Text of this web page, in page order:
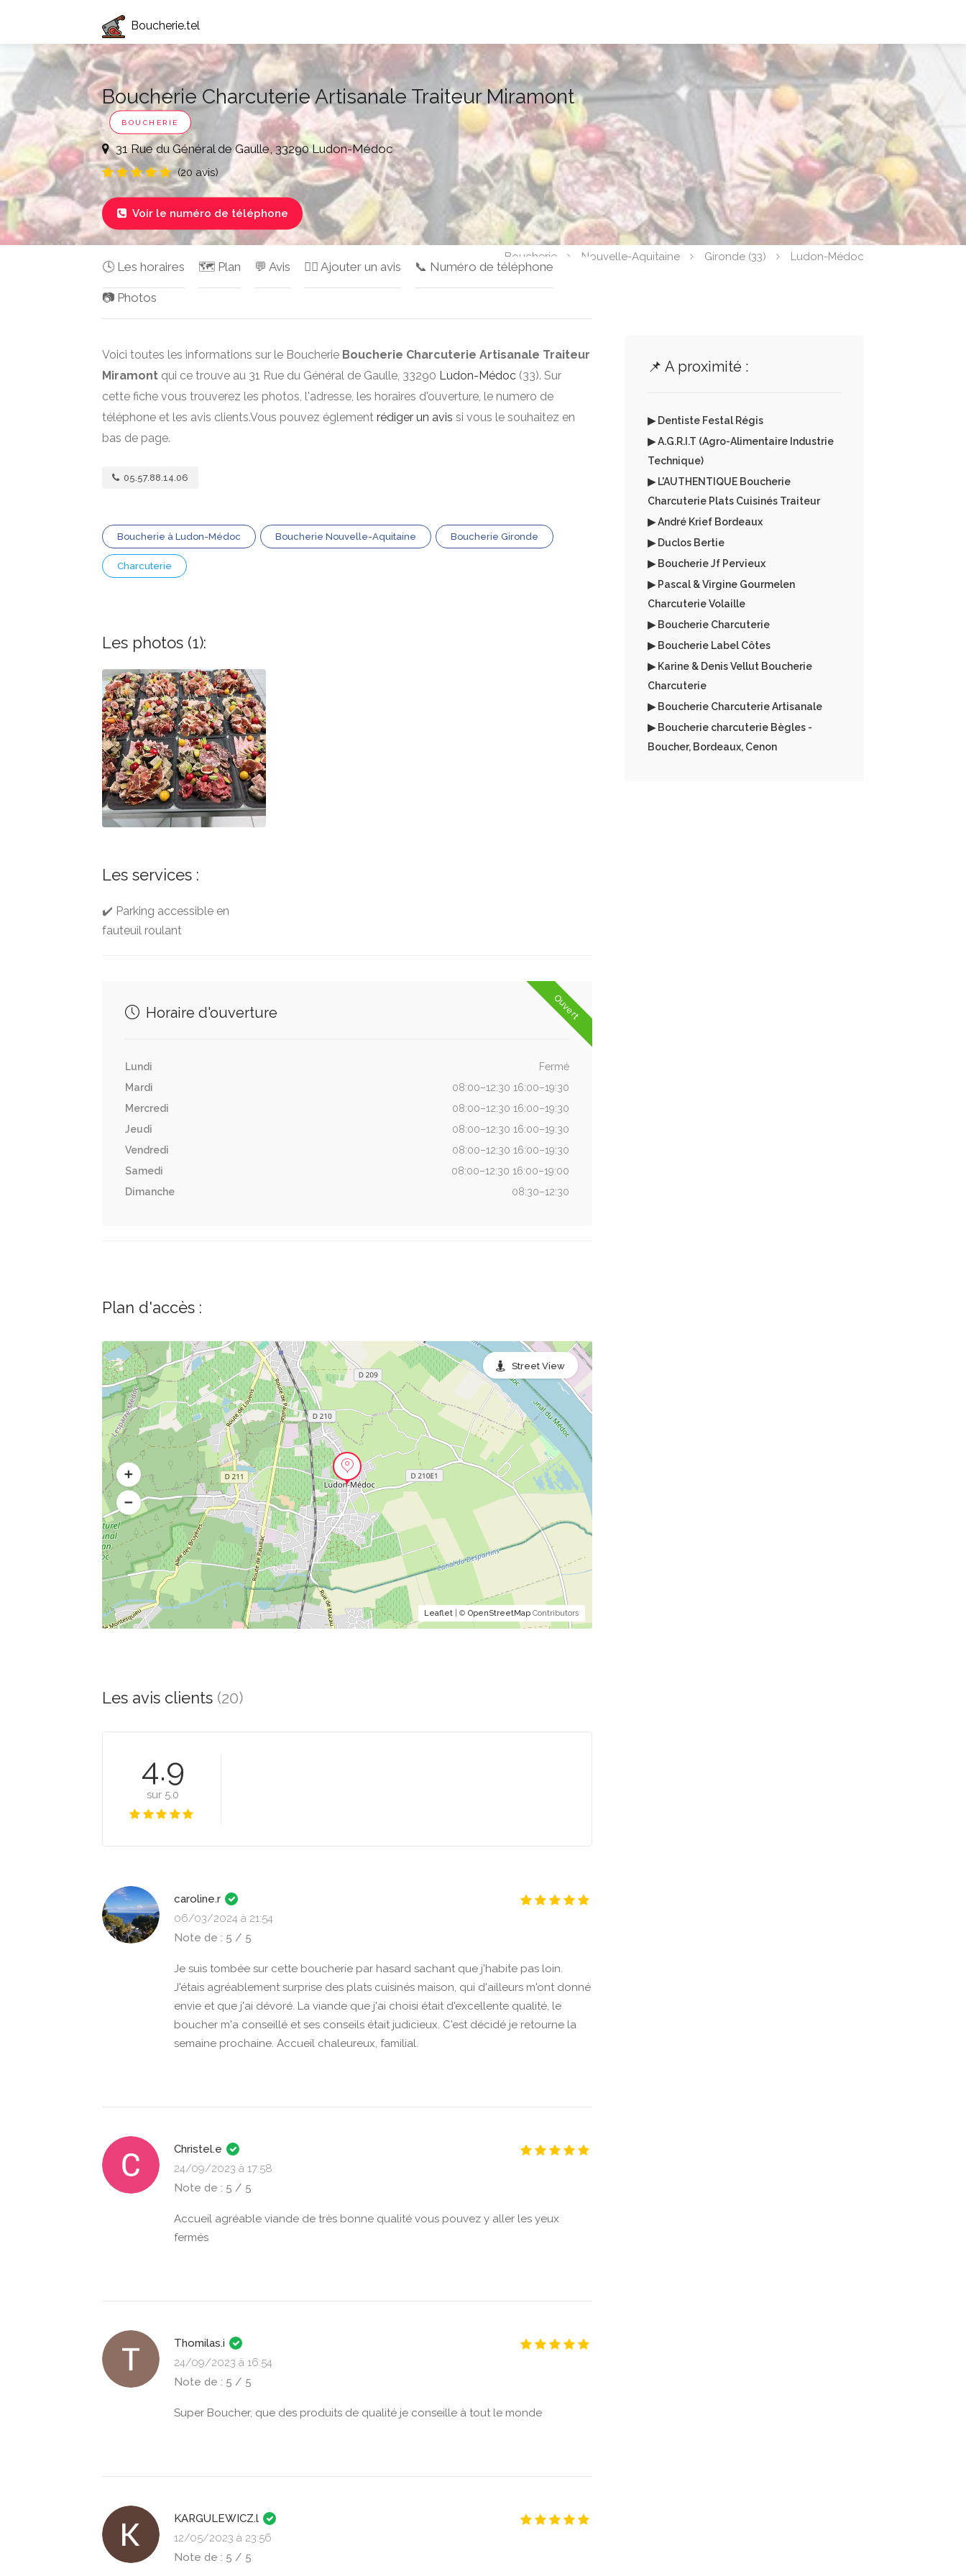
Boucherie.tel
Boucherie Charcuterie Artisanale Traiteur Miramont
BOUCHERIE
31 Rue du Général de Gaulle, 33290 Ludon-Médoc
(20 avis)
 Voir le numéro de téléphone
Boucherie Nouvelle-Aquitaine Gironde (33) Ludon-Médoc
🕓 Les horaires 🗺️ Plan 💬 Avis ✍🏻 Ajouter un avis 📞 Numéro de téléphone
📷 Photos
Voici toutes les informations sur le Boucherie Boucherie Charcuterie Artisanale Traiteur
Miramont qui ce trouve au 31 Rue du Général de Gaulle, 33290 Ludon-Médoc (33). Sur
cette fiche vous trouverez les photos, l'adresse, les horaires d'ouverture, le numero de
téléphone et les avis clients.Vous pouvez églement rédiger un avis si vous le souhaitez en
bas de page.
05.57.88.14.06
Boucherie à Ludon-Médoc Boucherie Nouvelle-Aquitaine Boucherie Gironde
Charcuterie
Les photos (1):
Les services :
✔️ Parking accessible en
fauteuil roulant
Ouvert
Horaire d'ouverture
Lundi
Fermé
Mardi
08:00–12:30 16:00–19:30
Mercredi
08:00–12:30 16:00–19:30
Jeudi
08:00–12:30 16:00–19:30
Vendredi
08:00–12:30 16:00–19:30
Samedi
08:00–12:30 16:00–19:00
Dimanche
08:30–12:30
Plan d'accès :
Leaflet| © OpenStreetMapContributors
Street View
Les avis clients (20)
4.9
sur 5.0
caroline.r
06/03/2024 à 21:54
Note de : 5 / 5
Je suis tombée sur cette boucherie par hasard sachant que j'habite pas loin.
J'étais agréablement surprise des plats cuisinés maison, qui d'ailleurs m'ont donné
envie et que j'ai dévoré. La viande que j'ai choisi était d'excellente qualité, le
boucher m'a conseillé et ses conseils était judicieux. C'est décidé je retourne la
semaine prochaine. Accueil chaleureux, familial.
Christel.e
24/09/2023 à 17:58
Note de : 5 / 5
Accueil agréable viande de très bonne qualité vous pouvez y aller les yeux
fermés
Thomilas.i
24/09/2023 à 16:54
Note de : 5 / 5
Super Boucher, que des produits de qualité je conseille à tout le monde
KARGULEWICZ.l
12/05/2023 à 23:56
Note de : 5 / 5
📌 A proximité :
▶ Dentiste Festal Régis
▶ A.G.R.I.T (Agro-Alimentaire Industrie
Technique)
▶ L'AUTHENTIQUE Boucherie
Charcuterie Plats Cuisinés Traiteur
▶ André Krief Bordeaux
▶ Duclos Bertie
▶ Boucherie Jf Pervieux
▶ Pascal & Virgine Gourmelen
Charcuterie Volaille
▶ Boucherie Charcuterie
▶ Boucherie Label Côtes
▶ Karine & Denis Vellut Boucherie
Charcuterie
▶ Boucherie Charcuterie Artisanale
▶ Boucherie charcuterie Bègles -
Boucher, Bordeaux, Cenon